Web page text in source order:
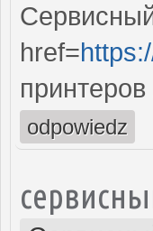
href=
odpowiedz